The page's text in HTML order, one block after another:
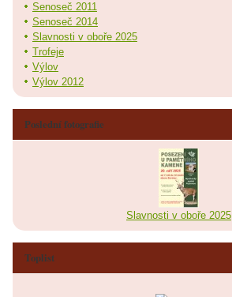
Senoseč 2011
Senoseč 2014
Slavnosti v oboře 2025
Trofeje
Výlov
Výlov 2012
Poslední fotografie
Slavnosti v oboře 2025
Toplist